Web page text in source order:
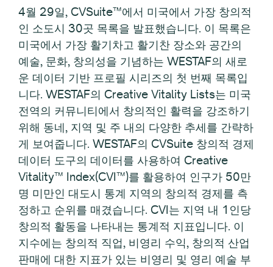
4월 29일, CVSuite™에서 미국에서 가장 창의적
인 소도시 30곳 목록을 발표했습니다. 이 목록은
미국에서 가장 활기차고 활기찬 장소와 공간의
예술, 문화, 창의성을 기념하는 WESTAF의 새로
운 데이터 기반 프로필 시리즈의 첫 번째 목록입
니다. WESTAF의 Creative Vitality Lists는 미국
전역의 커뮤니티에서 창의적인 활력을 강조하기
위해 동네, 지역 및 주 내의 다양한 추세를 간략하
게 보여줍니다. WESTAF의 CVSuite 창의적 경제
데이터 도구의 데이터를 사용하여 Creative
Vitality™ Index(CVI™)를 활용하여 인구가 50만
명 미만인 대도시 통계 지역의 창의적 경제를 측
정하고 순위를 매겼습니다. CVI는 지역 내 1인당
창의적 활동을 나타내는 통계적 지표입니다. 이
지수에는 창의적 직업, 비영리 수익, 창의적 산업
판매에 대한 지표가 있는 비영리 및 영리 예술 부